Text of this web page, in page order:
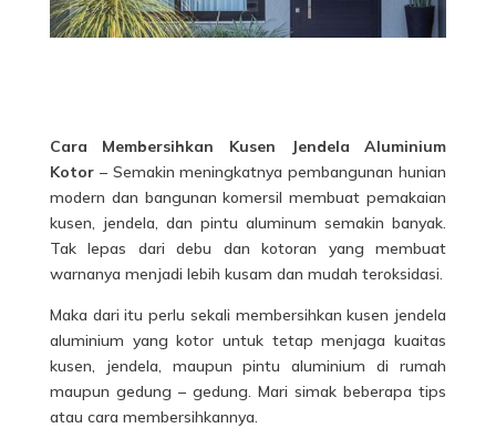
Cara Membersihkan Kusen Jendela Aluminium
Kotor – Semakin meningkatnya pembangunan hunian
modern dan bangunan komersil membuat pemakaian
kusen, jendela, dan pintu aluminum semakin banyak.
Tak lepas dari debu dan kotoran yang membuat
warnanya menjadi lebih kusam dan mudah teroksidasi.
Maka dari itu perlu sekali membersihkan kusen jendela
aluminium yang kotor untuk tetap menjaga kuaitas
kusen, jendela, maupun pintu aluminium di rumah
maupun gedung – gedung. Mari simak beberapa tips
atau cara membersihkannya.